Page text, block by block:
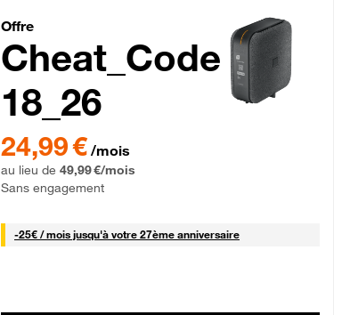
Cheat_Code Fibre_18_26
Offre
Cheat_Code
18_26
24,99 € /mois
au lieu de 49,99 €/mois
Sans engagement
-25€ / mois25 € par mois
jusqu'à votre 27ème anniversaire